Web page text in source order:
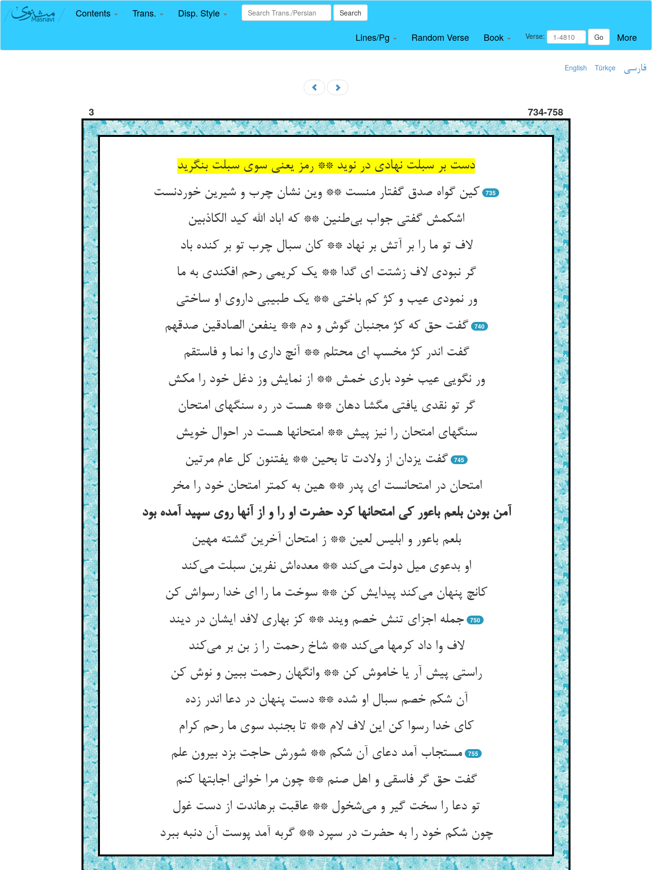
Contents Trans. Disp. Style Search
Lines/Pg Random Verse Book Verse: Go More
English Türkçe فارسی
3 734-758
دست بر سبلت نهادی در نوید ** رمز یعنی سوی سبلت بنگرید
کین گواه صدق گفتار منست ** وین نشان چرب و شیرین خوردنست
735
اشکمش گفتی جواب بی‌طنین ** که اباد الله کید الکاذبین
لاف تو ما را بر آتش بر نهاد ** کان سبال چرب تو بر کنده باد
گر نبودی لاف زشتت ای گدا ** یک کریمی رحم افکندی به ما
ور نمودی عیب و کژ کم باختی ** یک طبیبی داروی او ساختی
گفت حق که کژ مجنبان گوش و دم ** ینفعن الصادقین صدقهم
740
گفت اندر کژ مخسپ ای محتلم ** آنچ داری وا نما و فاستقم
ور نگویی عیب خود باری خمش ** از نمایش وز دغل خود را مکش
گر تو نقدی یافتی مگشا دهان ** هست در ره سنگهای امتحان
سنگهای امتحان را نیز پیش ** امتحانها هست در احوال خویش
گفت یزدان از ولادت تا بحین ** یفتنون کل عام مرتین
745
امتحان در امتحانست ای پدر ** هین به کمتر امتحان خود را مخر
آمن بودن بلعم باعور کی امتحانها کرد حضرت او را و از آنها روی سپید آمده بود
بلعم باعور و ابلیس لعین ** ز امتحان آخرین گشته مهین
او بدعوی میل دولت می‌کند ** معده‌اش نفرین سبلت می‌کند
کانچ پنهان می‌کند پیدایش کن ** سوخت ما را ای خدا رسواش کن
جمله اجزای تنش خصم ویند ** کز بهاری لافد ایشان در دیند
750
لاف وا داد کرمها می‌کند ** شاخ رحمت را ز بن بر می‌کند
راستی پیش آر یا خاموش کن ** وانگهان رحمت ببین و نوش کن
آن شکم خصم سبال او شده ** دست پنهان در دعا اندر زده
کای خدا رسوا کن این لاف لام ** تا بجنبد سوی ما رحم کرام
مستجاب آمد دعای آن شکم ** شورش حاجت بزد بیرون علم
755
گفت حق گر فاسقی و اهل صنم ** چون مرا خوانی اجابتها کنم
تو دعا را سخت گیر و می‌شخول ** عاقبت برهاندت از دست غول
چون شکم خود را به حضرت در سپرد ** گربه آمد پوست آن دنبه ببرد